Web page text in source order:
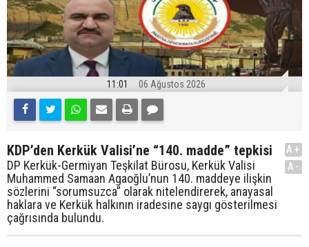
11:01 06 Ağustos 2026
KDP’den Kerkük Valisi’ne “140. madde” tepkisi
DP Kerkük-Germiyan Teşkilat Bürosu, Kerkük Valisi
Muhammed Samaan Agaoğlu’nun 140. maddeye ilişkin
sözlerini “sorumsuzca” olarak nitelendirerek, anayasal
haklara ve Kerkük halkının iradesine saygı gösterilmesi
çağrısında bulundu.
A+
A-